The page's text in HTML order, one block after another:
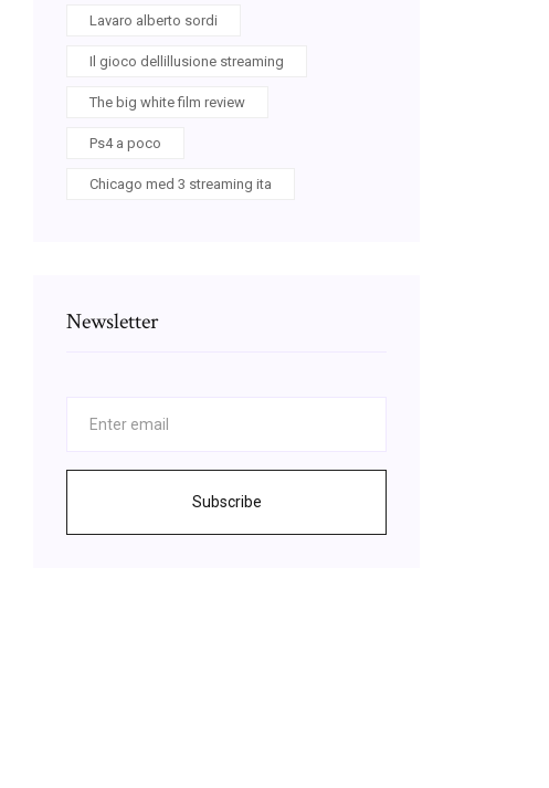
Lavaro alberto sordi
Il gioco dellillusione streaming
The big white film review
Ps4 a poco
Chicago med 3 streaming ita
Newsletter
Subscribe